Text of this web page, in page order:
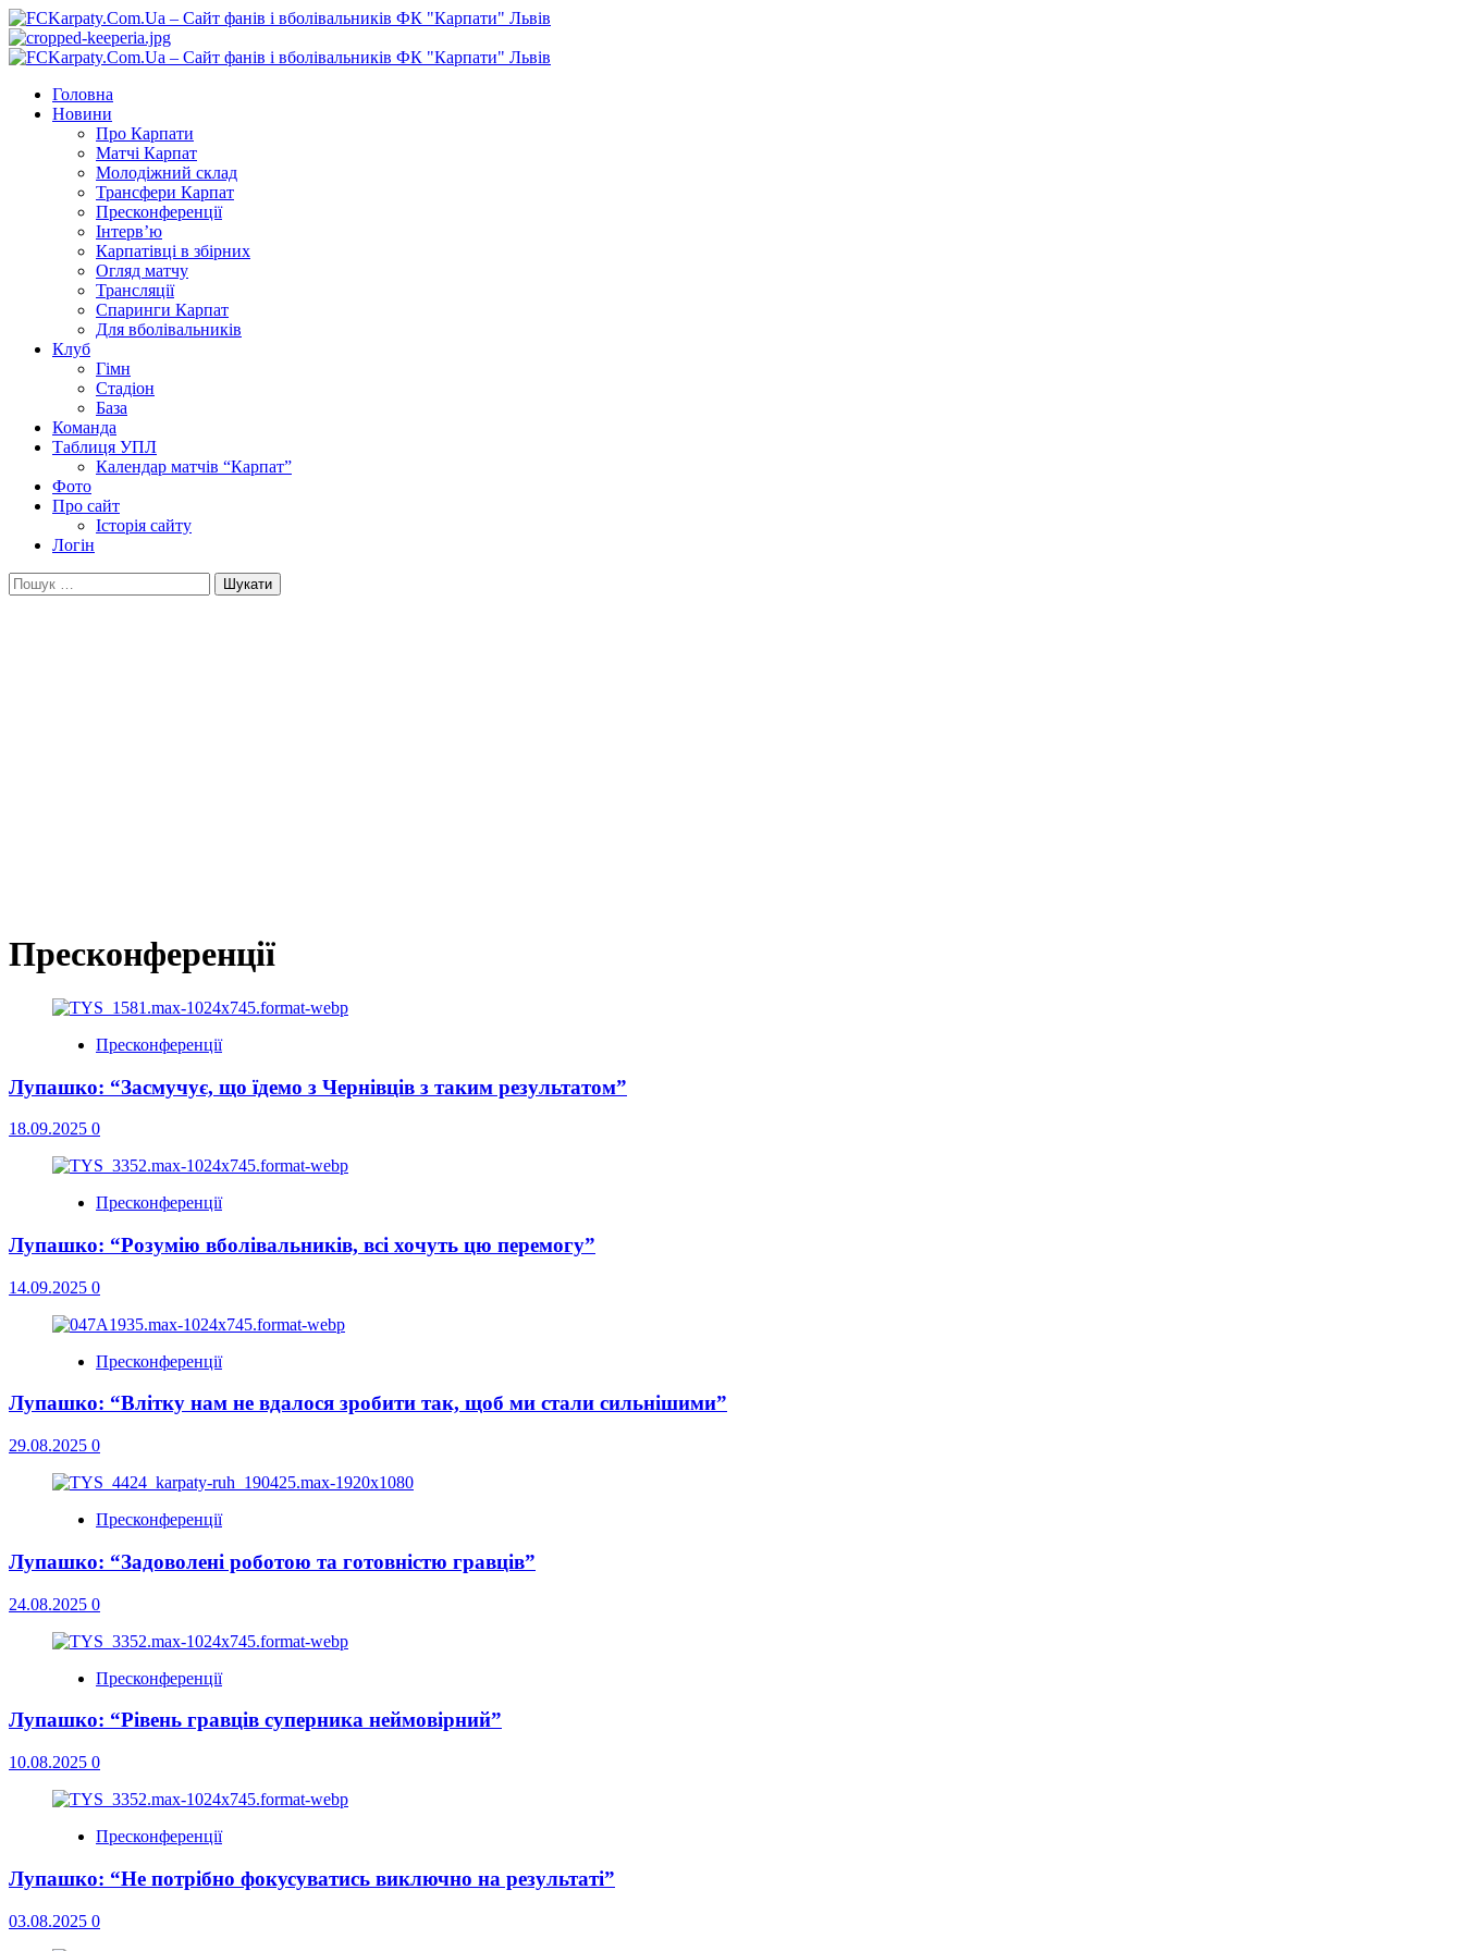
Перейти
до
вмісту
Primary
Головна
Новини
Про Карпати
Матчі Карпат
Молодіжний склад
Трансфери Карпат
Пресконференції
Інтерв’ю
Карпатівці в збірних
Огляд матчу
Трансляції
Спаринги Карпат
Для вболівальників
Клуб
Гімн
Стадіон
База
Команда
Таблиця УПЛ
Календар матчів “Карпат”
Фото
Про сайт
Історія сайту
Логін
Пошук:
Пресконференції
Пресконференції
Лупашко: “Засмучує, що їдемо з Чернівців з таким результатом”
18.09.2025 0
Пресконференції
Лупашко: “Розумію вболівальників, всі хочуть цю перемогу”
14.09.2025 0
Пресконференції
Лупашко: “Влітку нам не вдалося зробити так, щоб ми стали сильнішими”
29.08.2025 0
Пресконференції
Лупашко: “Задоволені роботою та готовністю гравців”
24.08.2025 0
Пресконференції
Лупашко: “Рівень гравців суперника неймовірний”
10.08.2025 0
Пресконференції
Лупашко: “Не потрібно фокусуватись виключно на результаті”
03.08.2025 0